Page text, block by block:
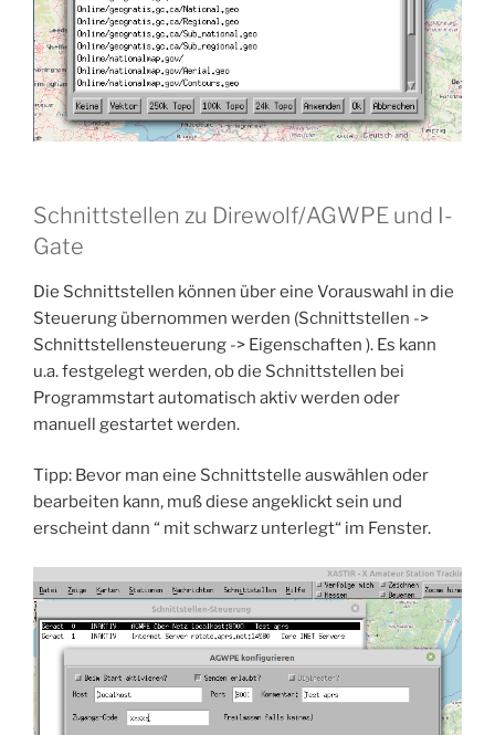
Schnittstellen zu Direwolf/AGWPE und I-
Gate
Die Schnittstellen können über eine Vorauswahl in die
Steuerung übernommen werden (Schnittstellen ->
Schnittstellensteuerung -> Eigenschaften ). Es kann
u.a. festgelegt werden, ob die Schnittstellen bei
Programmstart automatisch aktiv werden oder
manuell gestartet werden.
Tipp: Bevor man eine Schnittstelle auswählen oder
bearbeiten kann, muß diese angeklickt sein und
erscheint dann “ mit schwarz unterlegt“ im Fenster.